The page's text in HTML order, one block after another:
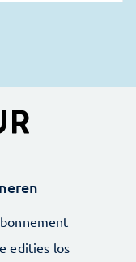
edities los